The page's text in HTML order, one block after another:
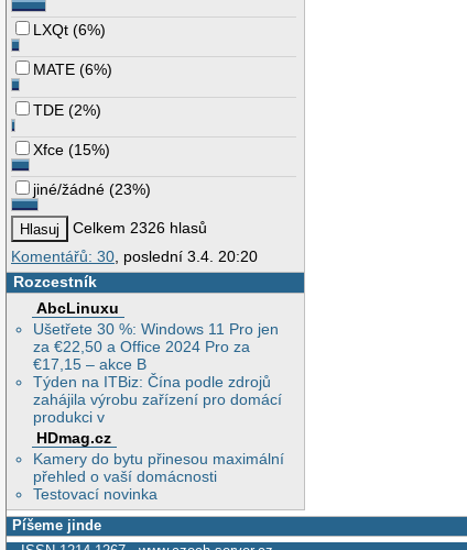
LXQt (6%)
MATE (6%)
TDE (2%)
Xfce (15%)
jiné/žádné (23%)
Celkem 2326 hlasů
Komentářů: 30 , poslední 3.4. 20:20
Rozcestník
AbcLinuxu
Ušetřete 30 %: Windows 11 Pro jen
za €22,50 a Office 2024 Pro za
€17,15 – akce B
Týden na ITBiz: Čína podle zdrojů
zahájila výrobu zařízení pro domácí
produkci v
HDmag.cz
Kamery do bytu přinesou maximální
přehled o vaší domácnosti
Testovací novinka
Píšeme jinde